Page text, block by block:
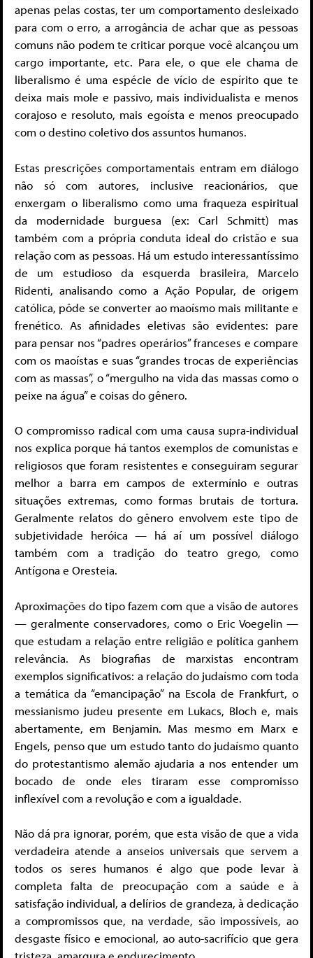
apenas pelas costas, ter um comportamento desleixado
para com o erro, a arrogância de achar que as pessoas
comuns não podem te criticar porque você alcançou um
cargo importante, etc. Para ele, o que ele chama de
liberalismo é uma espécie de vício de espírito que te
deixa mais mole e passivo, mais individualista e menos
corajoso e resoluto, mais egoísta e menos preocupado
com o destino coletivo dos assuntos humanos.
Estas prescrições comportamentais entram em diálogo
não só com autores, inclusive reacionários, que
enxergam o liberalismo como uma fraqueza espiritual
da modernidade burguesa (ex: Carl Schmitt) mas
também com a própria conduta ideal do cristão e sua
relação com as pessoas. Há um estudo interessantíssimo
de um estudioso da esquerda brasileira, Marcelo
Ridenti, analisando como a Ação Popular, de origem
católica, pôde se converter ao maoísmo mais militante e
frenético. As afinidades eletivas são evidentes: pare
para pensar nos “padres operários” franceses e compare
com os maoístas e suas “grandes trocas de experiências
com as massas”, o “mergulho na vida das massas como o
peixe na água” e coisas do gênero.
O compromisso radical com uma causa supra-individual
nos explica porque há tantos exemplos de comunistas e
religiosos que foram resistentes e conseguiram segurar
melhor a barra em campos de extermínio e outras
situações extremas, como formas brutais de tortura.
Geralmente relatos do gênero envolvem este tipo de
subjetividade heróica — há aí um possível diálogo
também com a tradição do teatro grego, como
Antígona e Oresteia.
Aproximações do tipo fazem com que a visão de autores
— geralmente conservadores, como o Eric Voegelin —
que estudam a relação entre religião e política ganhem
relevância. As biografias de marxistas encontram
exemplos significativos: a relação do judaísmo com toda
a temática da “emancipação” na Escola de Frankfurt, o
messianismo judeu presente em Lukacs, Bloch e, mais
abertamente, em Benjamin. Mas mesmo em Marx e
Engels, penso que um estudo tanto do judaísmo quanto
do protestantismo alemão ajudaria a nos entender um
bocado de onde eles tiraram esse compromisso
inflexível com a revolução e com a igualdade.
Não dá pra ignorar, porém, que esta visão de que a vida
verdadeira atende a anseios universais que servem a
todos os seres humanos é algo que pode levar à
completa falta de preocupação com a saúde e à
satisfação individual, a delírios de grandeza, à dedicação
a compromissos que, na verdade, são impossíveis, ao
desgaste físico e emocional, ao auto-sacrifício que gera